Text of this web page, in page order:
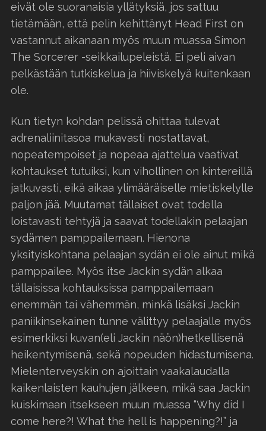
eivät ole suoranaisia yllätyksiä, jos sattuu
tietämään, että pelin kehittänyt Head First on
vastannut aikanaan myös muun muassa Simon
The Sorcerer -seikkailupeleistä. Ei peli aivan
pelkästään tutkiskelua ja hiiviskelyä kuitenkaan
ole.
Kun tietyn kohdan pelissä ohittaa tulevat
adrenaliinitasoa mukavasti nostattavat,
nopeatempoiset ja nopeaa ajattelua vaativat
kohtaukset tutuiksi, kun vihollinen on kintereillä
jatkuvasti, eikä aikaa ylimääräiselle mietiskelylle
paljon jää. Muutamat tällaiset ovat todella
loistavasti tehtyjä ja saavat todellakin pelaajan
sydämen pamppailemaan. Hienona
yksityiskohtana pelaajan sydän ei ole ainut mikä
pamppailee. Myös itse Jackin sydän alkaa
tällaisissa kohtauksissa pamppailemaan
enemmän tai vähemmän, minkä lisäksi Jackin
paniikinsekainen tunne välittyy pelaajalle myös
esimerkiksi kuvan(eli Jackin näön)hetkellisenä
heikentymisenä, sekä nopeuden hidastumisena.
Mielenterveyskin on ajoittain vaakalaudalla
kaikenlaisten kauhujen jälkeen, mikä saa Jackin
kuiskimaan itsekseen muun muassa “Why did I
come here?! What the hell is happening?!” ja